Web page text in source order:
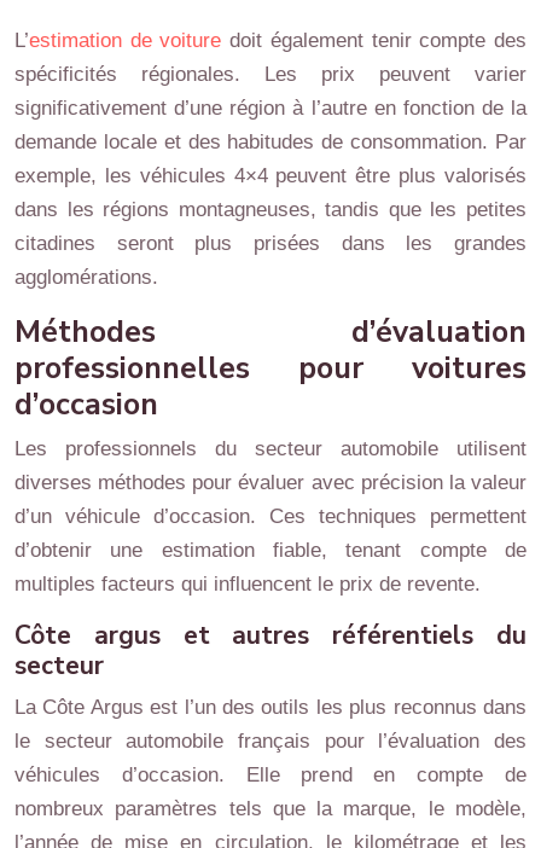
L’estimation de voituredoit également tenir compte des
spécificités régionales. Les prix peuvent varier
significativement d’une région à l’autre en fonction de la
demande locale et des habitudes de consommation. Par
exemple, les véhicules 4×4 peuvent être plus valorisés
dans les régions montagneuses, tandis que les petites
citadines seront plus prisées dans les grandes
agglomérations.
Méthodes d’évaluation
professionnelles pour voitures
d’occasion
Les professionnels du secteur automobile utilisent
diverses méthodes pour évaluer avec précision la valeur
d’un véhicule d’occasion. Ces techniques permettent
d’obtenir une estimation fiable, tenant compte de
multiples facteurs qui influencent le prix de revente.
Côte argus et autres référentiels du
secteur
La Côte Argus est l’un des outils les plus reconnus dans
le secteur automobile français pour l’évaluation des
véhicules d’occasion. Elle prend en compte de
nombreux paramètres tels que la marque, le modèle,
l’année de mise en circulation, le kilométrage et les